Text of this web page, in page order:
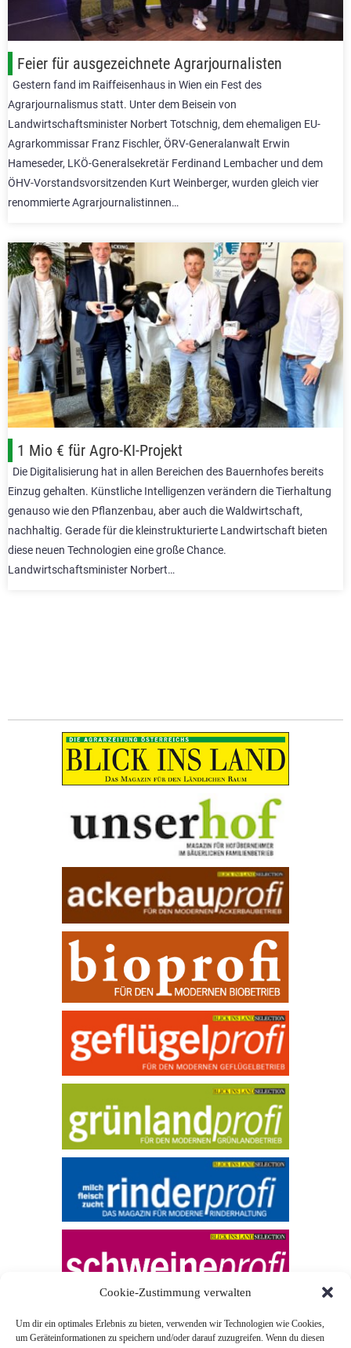
Cookie-Zustimmung verwalten
Um dir ein optimales Erlebnis zu bieten, verwenden wir Technologien wie Cookies,
um Geräteinformationen zu speichern und/oder darauf zuzugreifen. Wenn du diesen
Feier für ausgezeichnete Agrarjournalisten
Gestern fand im Raiffeisenhaus in Wien ein Fest des
Agrarjournalismus statt. Unter dem Beisein von
Landwirtschaftsminister Norbert Totschnig, dem ehemaligen EU-
Agrarkommissar Franz Fischler, ÖRV-Generalanwalt Erwin
Hameseder, LKÖ-Generalsekretär Ferdinand Lembacher und dem
ÖHV-Vorstandsvorsitzenden Kurt Weinberger, wurden gleich vier
renommierte Agrarjournalistinnen…
1 Mio € für Agro-KI-Projekt
Die Digitalisierung hat in allen Bereichen des Bauernhofes bereits
Einzug gehalten. Künstliche Intelligenzen verändern die Tierhaltung
genauso wie den Pflanzenbau, aber auch die Waldwirtschaft,
nachhaltig. Gerade für die kleinstrukturierte Landwirtschaft bieten
diese neuen Technologien eine große Chance.
Landwirtschaftsminister Norbert…